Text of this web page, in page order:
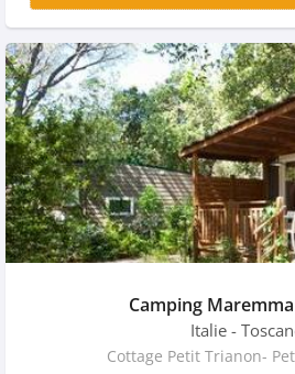
Camping
Italie -
Cottage Petit Trianon-